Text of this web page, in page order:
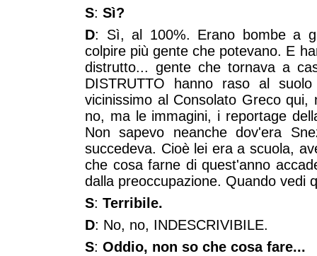
S: Sì?
D: Sì, al 100%. Erano bombe a
colpire più gente che potevano. E
distrutto... gente che tornava a
DISTRUTTO hanno raso al
vicinissimo al Consolato Greco
no, ma le immagini, i reportage
Non sapevo neanche dov'era
succedeva. Cioè lei era a scuola,
che cosa farne di quest'anno
dalla preoccupazione. Quando vedi
S: Terribile.
D: No, no, INDESCRIVIBILE.
S: Oddio, non so che cosa fare...